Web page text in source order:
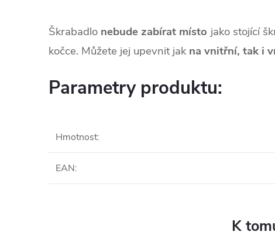
Škrabadlo nebude zabírat místo jako stojící
kočce. Můžete jej upevnit jak na vnitřní, tak i
Parametry produktu:
Hmotnost:
EAN:
K